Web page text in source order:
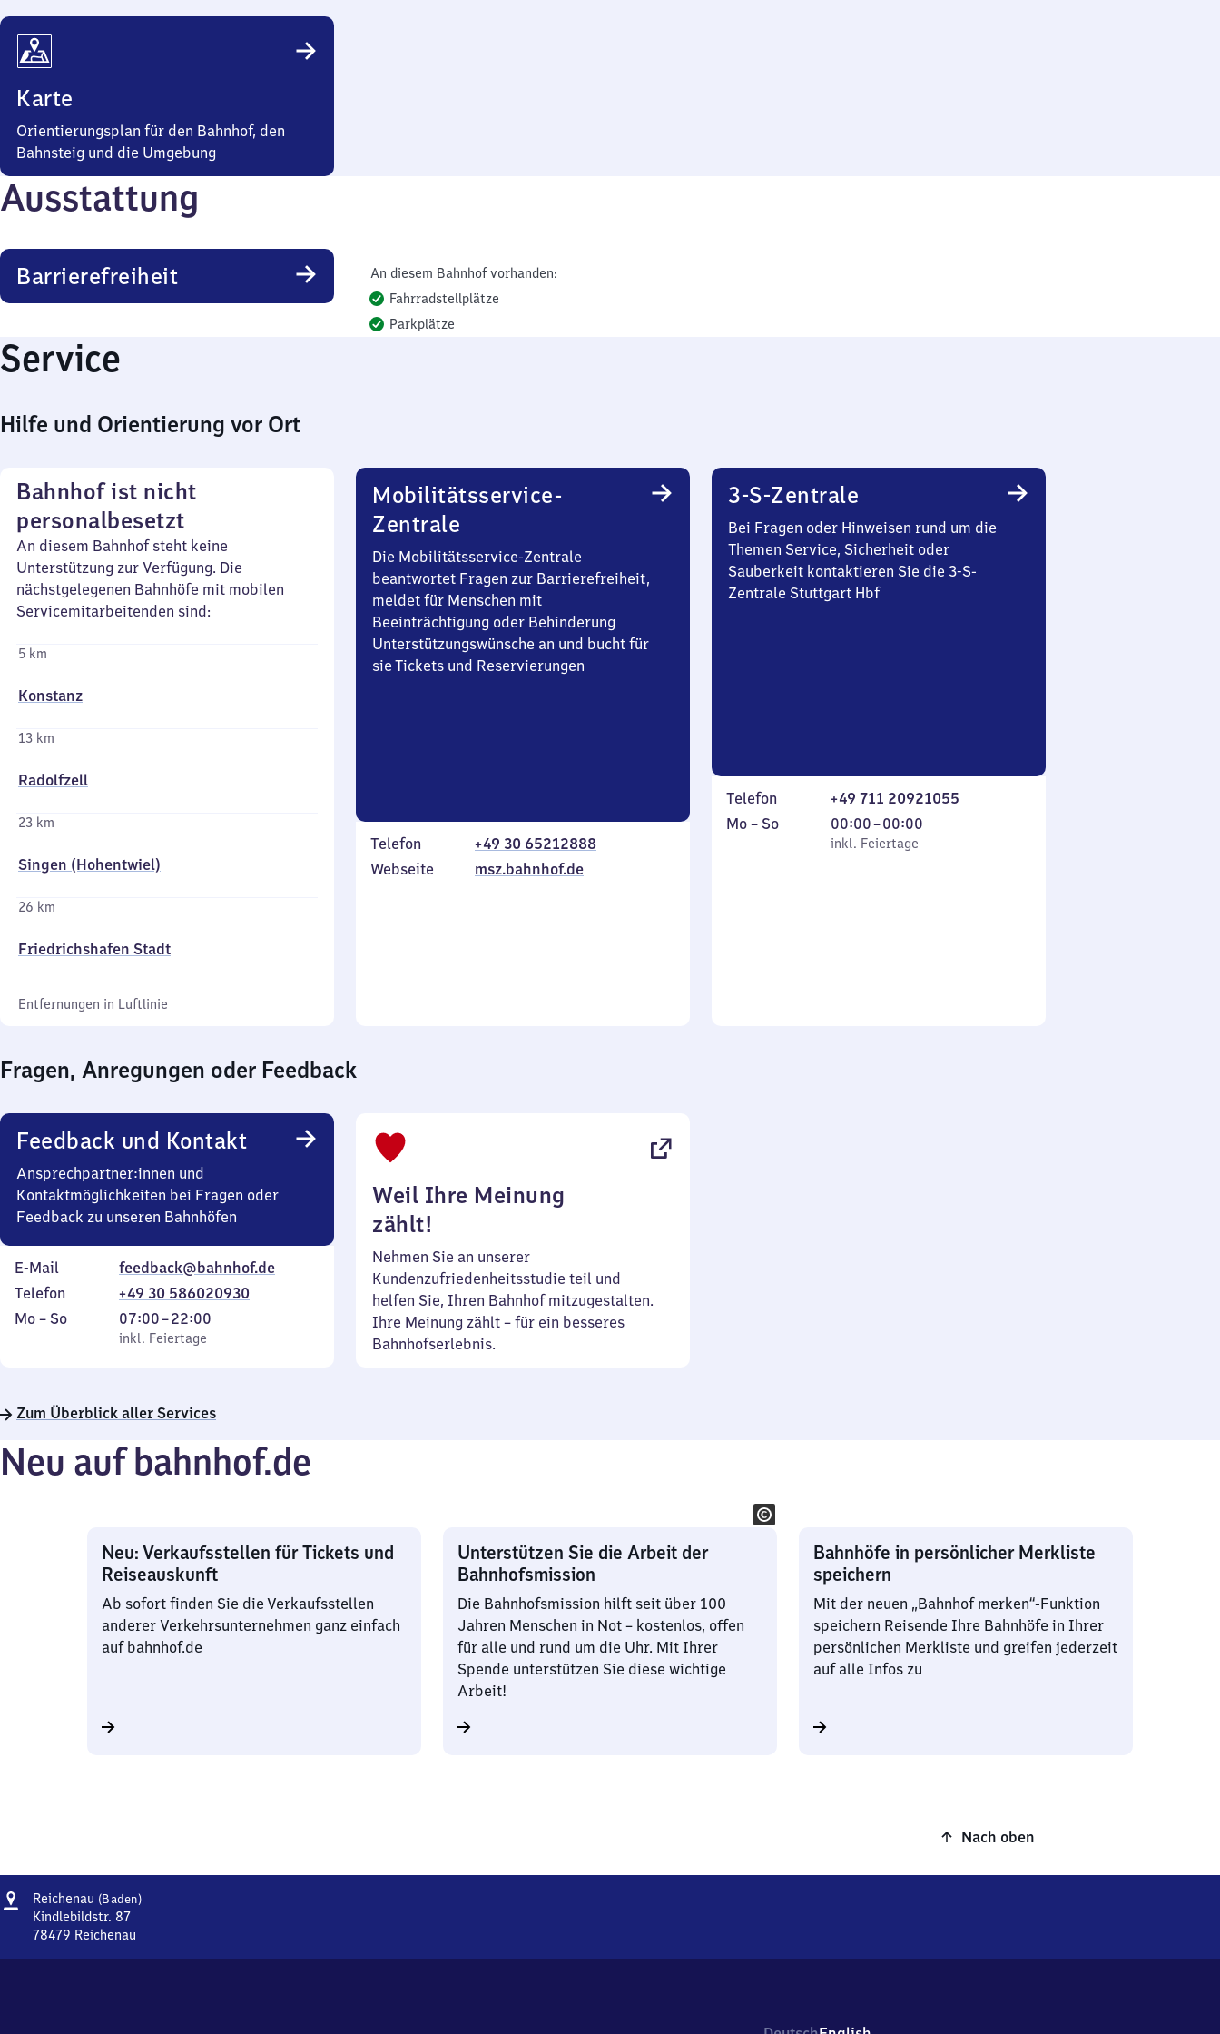
Karte
Orientierungsplan für den Bahnhof, den
Bahnsteig und die Umgebung
Ausstattung
Barrierefreiheit
An diesem Bahnhof vorhanden:
Fahrradstellplätze
Parkplätze
Service
Hilfe und Orientierung vor Ort
Bahnhof ist nicht
personalbesetzt
An diesem Bahnhof steht keine
Unterstützung zur Verfügung. Die
nächstgelegenen Bahnhöfe mit mobilen
Servicemitarbeitenden sind:
5 km
Konstanz
13 km
Radolfzell
23 km
Singen (Hohentwiel)
26 km
Friedrichshafen Stadt
Entfernungen in Luftlinie
Mobilitätsservice-
Zentrale
Die Mobilitätsservice-Zentrale
beantwortet Fragen zur Barrierefreiheit,
meldet für Menschen mit
Beeinträchtigung oder Behinderung
Unterstützungswünsche an und bucht für
sie Tickets und Reservierungen
Telefon
+49 30 65212888
Webseite
msz.bahnhof.de
3-S-Zentrale
Bei Fragen oder Hinweisen rund um die
Themen Service, Sicherheit oder
Sauberkeit kontaktieren Sie die 3-S-
Zentrale Stuttgart Hbf
Telefon
+49 711 20921055
Montag
Mo – So,
inkl. Feiertage
00:00–00:00
Von
0
inkl. Feiertage
Fragen, Anregungen oder Feedback
Feedback und Kontakt
Ansprechpartner:innen und
Kontaktmöglichkeiten bei Fragen oder
Feedback zu unseren Bahnhöfen
E-Mail
feedback@bahnhof.de
Telefon
+49 30 586020930
Montag
Mo – So,
inkl. Feiertage
07:00–22:00
Von
7
22
inkl. Feiertage
Weil Ihre Meinung
zählt!
Nehmen Sie an unserer
Kundenzufriedenheitsstudie teil und
helfen Sie, Ihren Bahnhof mitzugestalten.
Ihre Meinung zählt – für ein besseres
Bahnhofserlebnis.
Zum Überblick aller Services
Neu auf bahnhof.de
Neu: Verkaufsstellen für Tickets und
Reiseauskunft
Ab sofort finden Sie die Verkaufsstellen
anderer Verkehrsunternehmen ganz einfach
auf bahnhof.de
Unterstützen Sie die Arbeit der
Bahnhofsmission
Die Bahnhofsmission hilft seit über 100
Jahren Menschen in Not – kostenlos, offen
für alle und rund um die Uhr. Mit Ihrer
Spende unterstützen Sie diese wichtige
Arbeit!
Bahnhöfe in persönlicher Merkliste
speichern
Mit der neuen „Bahnhof merken“-Funktion
speichern Reisende Ihre Bahnhöfe in Ihrer
persönlichen Merkliste und greifen jederzeit
auf alle Infos zu
Nach oben
Adresse
Reichenau (Baden)Reichenau
Kindlebildstr. 87
78479 Reichenau